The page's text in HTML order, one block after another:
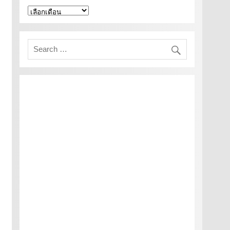
คลัง
เก็บ